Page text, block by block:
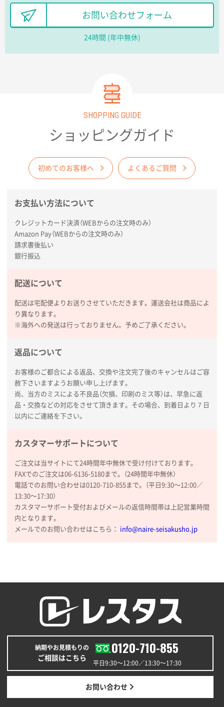
ワンポイントポリ袋 A4サイズ1000枚
2026年03月09日 08:27
ラミネート紙袋 規格L1サイズ(A4対応)
見積りの仕方が明確だったから
東京都D社様
2026年02月17日 12:18
柔軟かつスピーディーに対応してくれたため
ラミネート紙袋 規格L1サイズ(A4対応)
2026年02月16日 14:47
分かりやすく、予算に近かったため
大阪府F社様
2026年02月13日 22:10
ました早く、安く、丁寧につくられているので安心し
てお願いできます。
陶器マグストレートラウンドリップ
コップの形
愛知県株社様
厚手コットンA4フラットトート ナチュラル
商品がよさそうだったから
東京都N社様
コットンバッグM(B4対応)200枚
2026年01月29日 11:46
商品情報の正確な記載、スムーズなシステム対応
広島県(社様
毎年注文しており、信頼できるから。出来上がりも満
熊本県S社様
印刷範囲が広かったから、取扱商品
新潟県R社様
ワンポイントポリ袋 A4サイズ 1000枚
お問い合わせフォーム
24時間 (年中無休)
SHOPPING GUIDE
ショッピングガイド
初めてのお客様へ よくあるご質問
お支払い方法について
クレジットカード決済（WEBからの注文時のみ）
Amazon Pay（WEBからの注文時のみ）
請求書後払い
銀行振込
配送について
配送は宅配便よりお送りさせていただきます。運送会社は商品によ
り異なります。
※海外への発送は行っておりません。予めご了承ください。
返品について
お客様のご都合による返品、交換や注文完了後のキャンセルはご容
赦下さいますようお願い申し上げます。
尚、当方のミスによる不良品（欠損、印刷のミス等）は、早急に返
品・交換などの対応をさせて頂きます。その場合、到着日より７日
以内にご連絡を下さい。
カスタマーサポートについて
ご注文は当サイトにて24時間年中無休で受け付けております。
FAXでのご注文は06-6136-5180まで。（24時間年中無休）
電話でのお問い合わせは0120-710-855まで。（平日9:30〜12:00／
13:30〜17:30）
カスタマーサポート受付およびメールの返信時間帯は上記営業時間
内となります。
メールでのお問い合わせはこちら： info@naire-seisakusho.jp
納期やお見積もりの
ご相談はこちら
0120-710-855
平日9:30〜12:00／13:30〜17:30
お問い合わせ